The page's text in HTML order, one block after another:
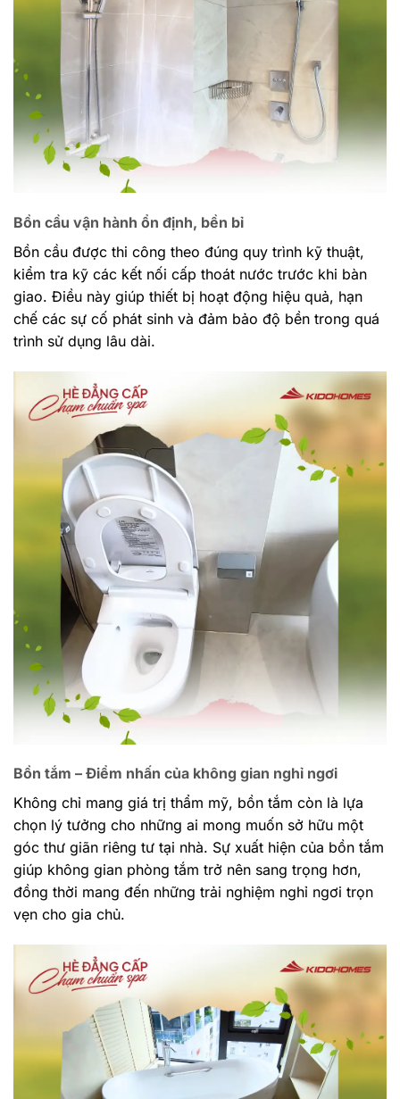
Bồn cầu vận hành ổn định, bền bỉ
Bồn cầu được thi công theo đúng quy trình kỹ thuật,
kiểm tra kỹ các kết nối cấp thoát nước trước khi bàn
giao. Điều này giúp thiết bị hoạt động hiệu quả, hạn
chế các sự cố phát sinh và đảm bảo độ bền trong quá
trình sử dụng lâu dài.
Bồn tắm – Điểm nhấn của không gian nghỉ ngơi
Không chỉ mang giá trị thẩm mỹ, bồn tắm còn là lựa
chọn lý tưởng cho những ai mong muốn sở hữu một
góc thư giãn riêng tư tại nhà. Sự xuất hiện của bồn tắm
giúp không gian phòng tắm trở nên sang trọng hơn,
đồng thời mang đến những trải nghiệm nghỉ ngơi trọn
vẹn cho gia chủ.